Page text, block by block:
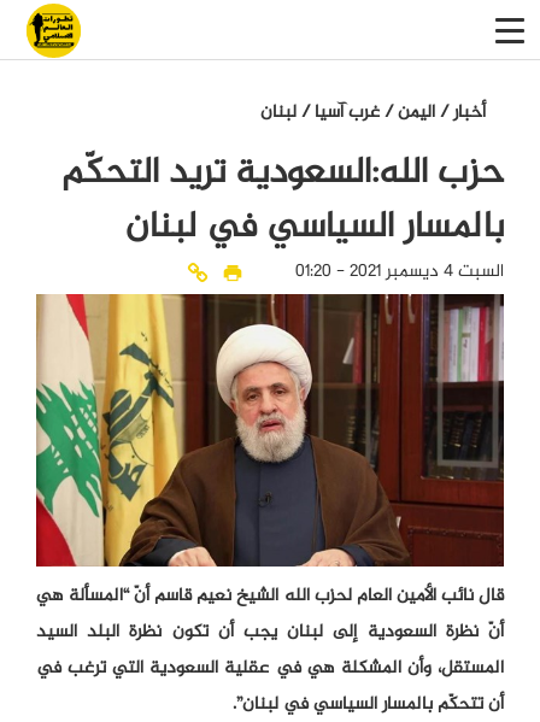
أخبار/اليمن/غرب آسيا/لبنان
حزب الله:السعودية تريد التحكّم
بالمسار السياسي في لبنان
السبت 4 ديسمبر 2021 - 01:20
قال نائب الأمين العام لحزب الله الشيخ نعيم قاسم أنّ “المسألة هي
أنّ نظرة السعودية إلى لبنان يجب أن تكون نظرة البلد السيد
المستقل، وأن المشكلة هي في عقلية السعودية التي ترغب في
أن تتحكّم بالمسار السياسي في لبنان”.